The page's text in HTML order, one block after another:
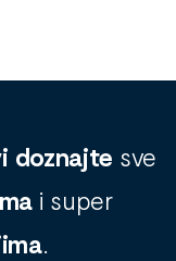
doznajte sve
i super
.